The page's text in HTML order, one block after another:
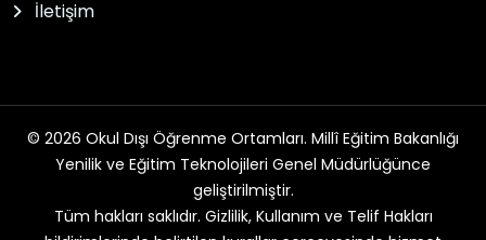
İletişim
© 2026 Okul Dışı Öğrenme Ortamları. Millî Eğitim Bakanlığı
Yenilik ve Eğitim Teknolojileri Genel Müdürlüğünce
geliştirilmiştir.
Tüm hakları saklıdır. Gizlilik, Kullanım ve Telif Hakları